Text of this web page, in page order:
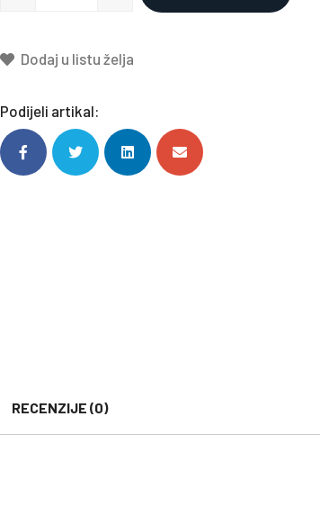
Dodaj u listu želja
Podijeli artikal:
RECENZIJE (0)